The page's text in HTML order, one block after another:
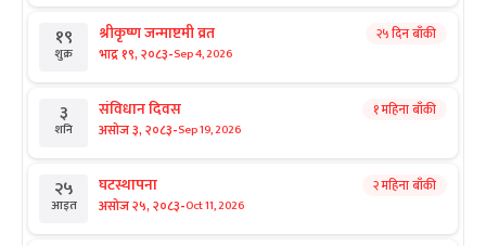
१९
शुक्र
श्रीकृष्ण जन्माष्टमी व्रत
भाद्र १९, २०८३-Sep 4, 2026
२५ दिन बाँकी
३
शनि
संविधान दिवस
असोज ३, २०८३-Sep 19, 2026
१ महिना बाँकी
२५
आइत
घटस्थापना
असोज २५, २०८३-Oct 11, 2026
२ महिना बाँकी